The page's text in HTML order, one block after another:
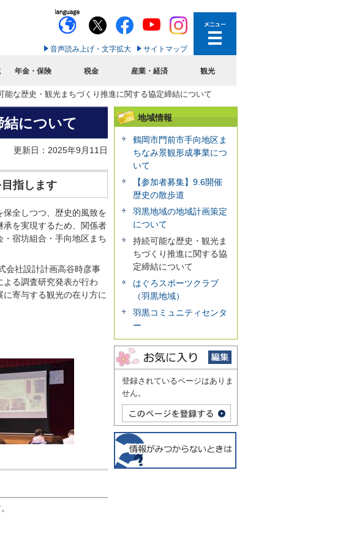
音声読み上げ・文字拡大 サイトマップ
年金・保険 税金 産業・経済 観光
能な歴史・観光まちづくり推進に関する協定締結について
について
更新日：2025年9月11日
指します
全しつつ、歴史的風致を
を実現するため、関係者
宿坊組合・手向地区まち
会社設計計画高谷時彦事
る調査研究発表が行わ
寄与する観光の在り方に
地域情報
鶴岡市門前市手向地区ま
ちなみ景観形成事業につ
いて
【参加者募集】9.6開催
歴史の散歩道
羽黒地域の地域計画策定
について
持続可能な歴史・観光ま
ちづくり推進に関する協
定締結について
はぐろスポーツクラブ
（羽黒地域）
羽黒コミュニティセンタ
ー
登録されているページはありま
せん。